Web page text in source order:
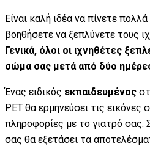
Είναι καλή ιδέα να πίνετε
βοηθήσετε να ξεπλύνετε τους
Γενικά, όλοι οι ιχνηθέτες
σώμα σας μετά από δύο
Ένας ειδικός εκπαιδευμένος
PET θα ερμηνεύσει τις εικόνες
πληροφορίες με το γιατρό σας.
σας θα εξετάσει τα